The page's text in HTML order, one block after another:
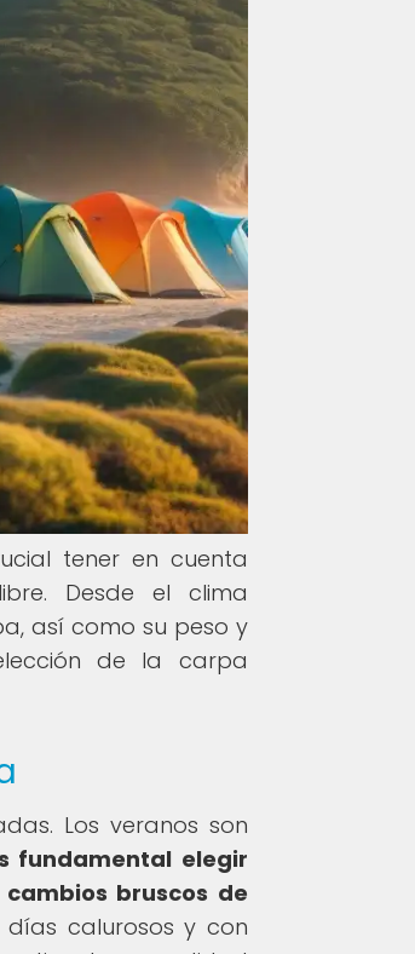
tener en cuenta
Desde el clima
así como su peso y
de la carpa
Los veranos son
fundamental elegir
bruscos de
calurosos y con